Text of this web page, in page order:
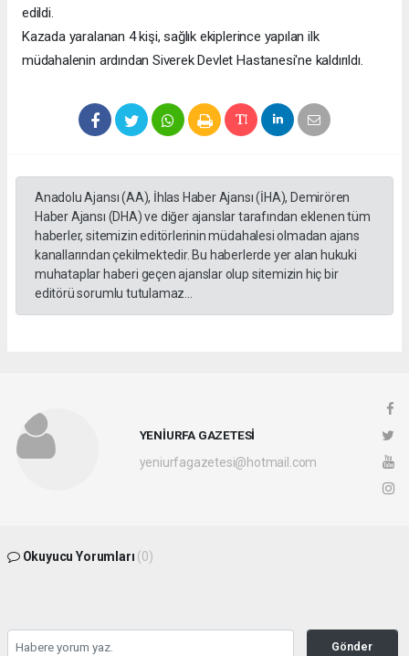
edildi.
Kazada yaralanan 4 kişi, sağlık ekiplerince yapılan ilk
müdahalenin ardından Siverek Devlet Hastanesi'ne kaldırıldı.
Anadolu Ajansı (AA), İhlas Haber Ajansı (İHA), Demirören
Haber Ajansı (DHA) ve diğer ajanslar tarafından eklenen tüm
haberler, sitemizin editörlerinin müdahalesi olmadan ajans
kanallarından çekilmektedir. Bu haberlerde yer alan hukuki
muhataplar haberi geçen ajanslar olup sitemizin hiç bir
editörü sorumlu tutulamaz...
YENİURFA GAZETESİ
yeniurfagazetesi@hotmail.com
Okuyucu Yorumları (0)
Gönder